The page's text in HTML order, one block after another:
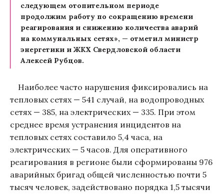
следующем отопительном периоде
продолжим работу по сокращению времени
реагирования и снижению количества аварий
на коммунальных сетях», — отметил министр
энергетики и ЖКХ Свердловской области
Алексей Рубцов.
Наиболее часто нарушения фиксировались на
тепловых сетях — 541 случай, на водопроводных
сетях — 385, на электрических — 335. При этом
среднее время устранения инцидентов на
тепловых сетях составило 5,4 часа, на
электрических — 5 часов. Для оперативного
реагирования в регионе были сформированы 976
аварийных бригад общей численностью почти 5
тысяч человек, задействовано порядка 1,5 тысячи